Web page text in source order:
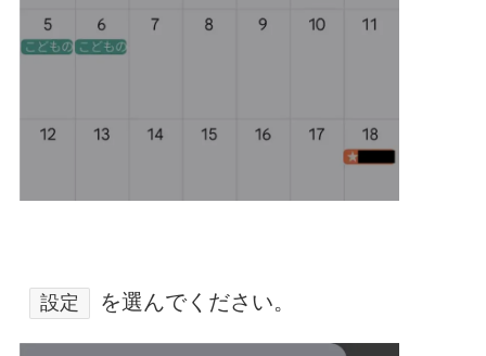
設定 を選んでください。